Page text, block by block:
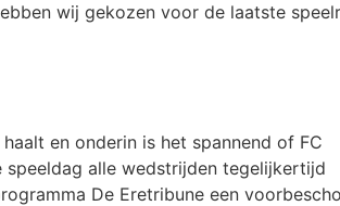
wij gekozen voor de laatste
en onderin is het spannend of FC
alle wedstrijden tegelijkertijd
De Eretribune een